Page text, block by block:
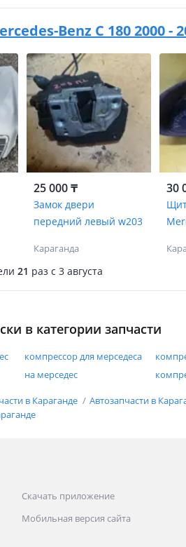
Benz C 180 2000 -
25 000 ₸
Замок двери
передний левый w203
Караганда
30
21 раз c 3 августа
в категории запчасти
компрессор для мерседеса
на мерседес
в Караганде Автозапчасти в
Скачать приложение
Мобильная версия сайта